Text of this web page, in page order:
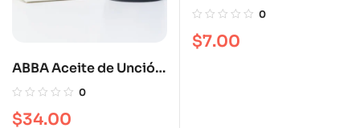
ABBA Aceite de Unción
Mirra 4 oz 0
$34.00
Pomegranate 1/4 OZ
0
$7.00